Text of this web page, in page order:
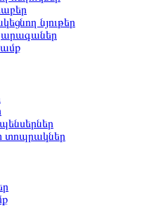
նյութեր
տոպրակներ